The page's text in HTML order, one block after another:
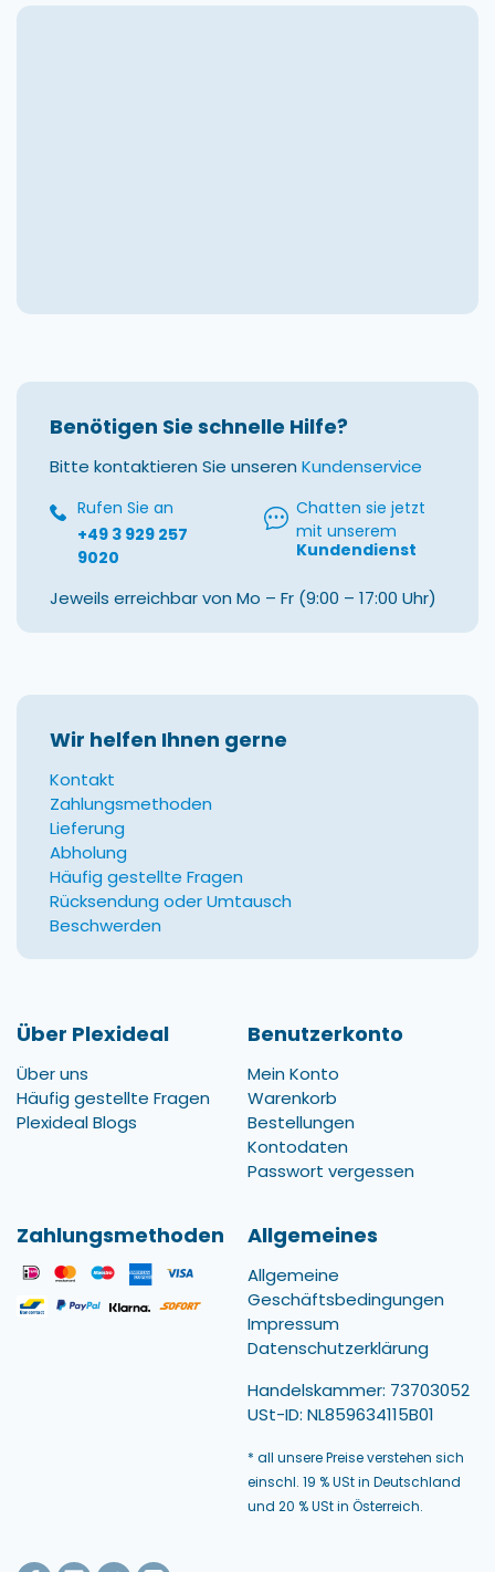
Benötigen Sie schnelle Hilfe?
Bitte kontaktieren Sie unseren Kundenservice
Rufen Sie an
+49 3 929 257
9020
Chatten sie jetzt
mit unserem
Kundendienst
Jeweils erreichbar von Mo – Fr (9:00 – 17:00 Uhr)
Wir helfen Ihnen gerne
Kontakt
Zahlungsmethoden
Lieferung
Abholung
Häufig gestellte Fragen
Rücksendung oder Umtausch
Beschwerden
Über Plexideal
Über uns
Häufig gestellte Fragen
Plexideal Blogs
Benutzerkonto
Mein Konto
Warenkorb
Bestellungen
Kontodaten
Passwort vergessen
Zahlungsmethoden Allgemeines
Allgemeine
Geschäftsbedingungen
Impressum
Datenschutzerklärung
Handelskammer: 73703052
USt-ID: NL859634115B01
* all unsere Preise verstehen sich
einschl. 19 % USt in Deutschland
und 20 % USt in Österreich.